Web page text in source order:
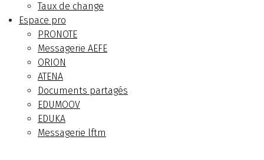
Taux de change
Espace pro
PRONOTE
Messagerie AEFE
ORION
ATENA
Documents partagés
EDUMOOV
EDUKA
Messagerie lftm